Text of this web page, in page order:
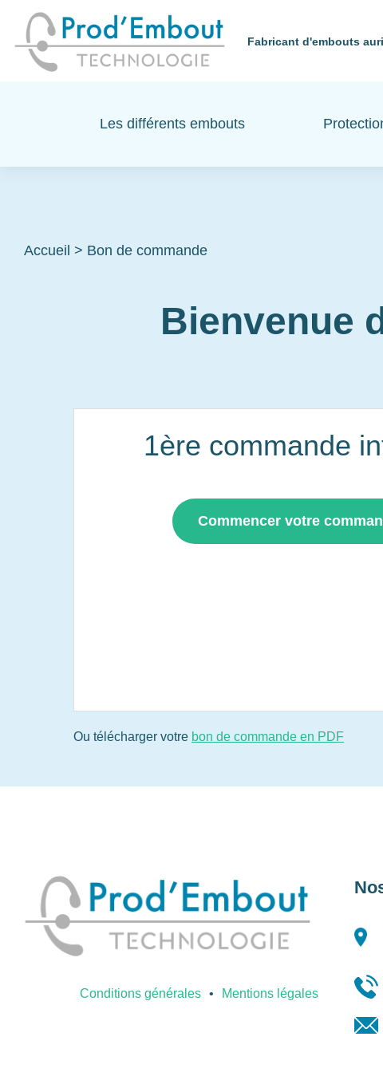
Fabricant d'embouts
Les différents embouts
Accueil > Bon de commande
Bienvenue
1ère commande
Commencer votre
Ou télécharger votre bon de commande en PDF
Conditions générales Mentions légales